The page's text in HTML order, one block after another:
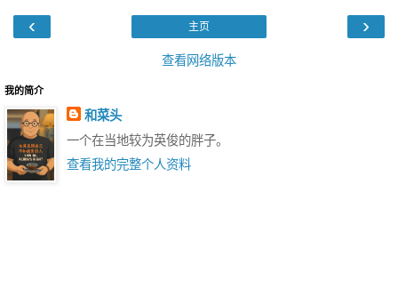
‹ ›
主页
查看网络版本
我的简介
和菜头
一个在当地较为英俊的胖子。
查看我的完整个人资料